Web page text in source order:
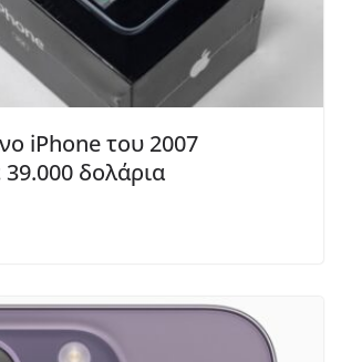
iPhone του 2007
δολάρια